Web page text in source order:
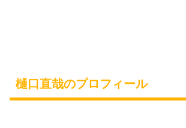
樋口直哉のプロフィール